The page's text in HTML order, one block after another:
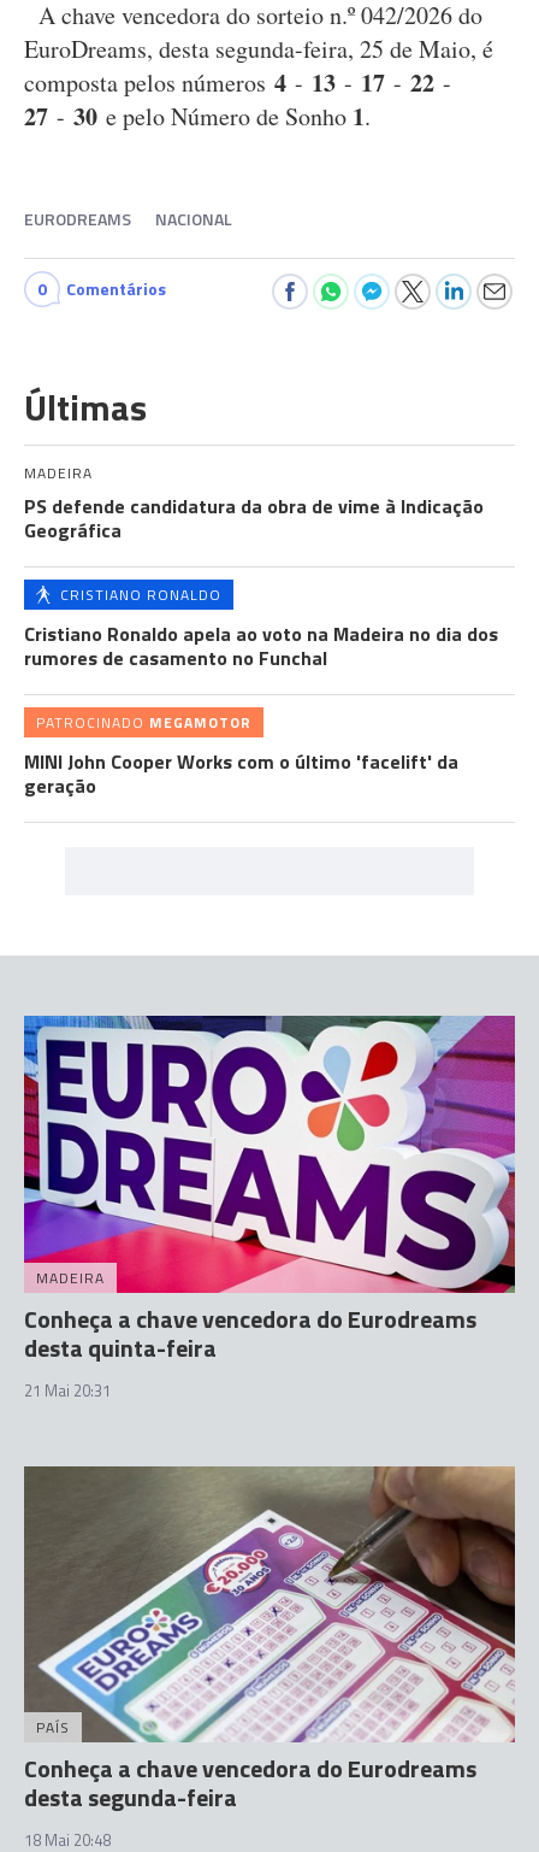
A chave vencedora do sorteio n.º 042/2026 do
EuroDreams, desta segunda-feira, 25 de Maio, é
composta pelos números 4 - 13 - 17 - 22 -
27 - 30 e pelo Número de Sonho 1.
EURODREAMS NACIONAL
0 Comentários
Últimas
MADEIRA
PS defende candidatura da obra de vime à Indicação
Geográfica
CRISTIANO RONALDO
Cristiano Ronaldo apela ao voto na Madeira no dia dos
rumores de casamento no Funchal
PATROCINADO MEGAMOTOR
MINI John Cooper Works com o último 'facelift' da
geração
MADEIRA
Conheça a chave vencedora do Eurodreams
desta quinta-feira
21 Mai 20:31
PAÍS
Conheça a chave vencedora do Eurodreams
desta segunda-feira
18 Mai 20:48